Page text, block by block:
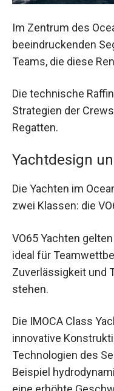
Im Zentrum des
beeindruckenden
Teams, die diese
Die technische
Strategien der
Regatten.
Yachtdesign
Die Yachten im
zwei Klassen: die
VO65 Yachten
ideal für
Zuverlässigkeit und
stehen.
Die IMOCA Class
innovative
Technologien des
Beispiel